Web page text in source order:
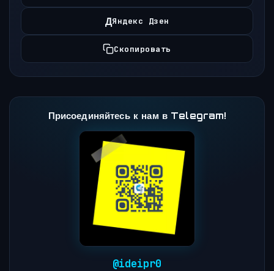
ДЯндекс Дзен
Скопировать
Присоединяйтесь к нам в Telegram!
@ideipr0